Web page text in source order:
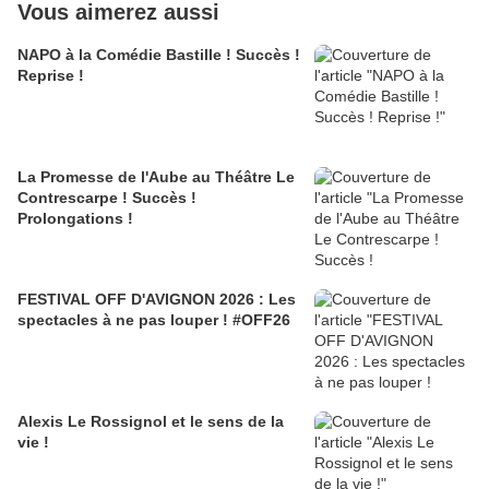
Vous aimerez aussi
NAPO à la Comédie Bastille ! Succès !
Reprise !
La Promesse de l'Aube au Théâtre Le
Contrescarpe ! Succès !
Prolongations !
FESTIVAL OFF D'AVIGNON 2026 : Les
spectacles à ne pas louper ! #OFF26
Alexis Le Rossignol et le sens de la
vie !